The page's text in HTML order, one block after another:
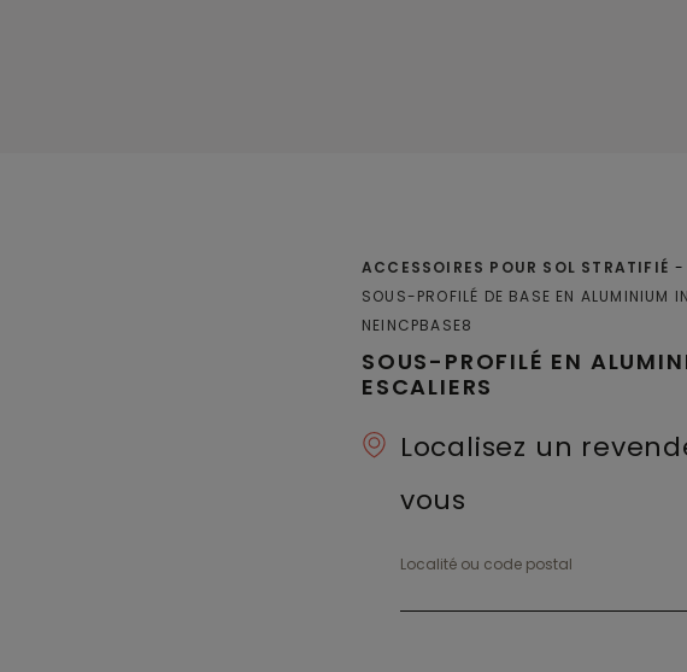
SOUS-PROFILÉ EN
ESCALIERS
ACCESSOIRES POUR SOL STRATIFIÉ
SOUS-PROFILÉ DE BASE EN ALUMINIUM
NEINCPBASE8
Localisez un
vous
Localité ou code postal